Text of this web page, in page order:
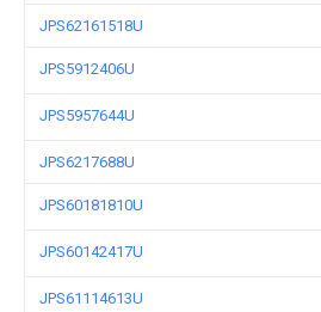
JPS62161518U
JPS5912406U
JPS5957644U
JPS6217688U
JPS60181810U
JPS60142417U
JPS61114613U